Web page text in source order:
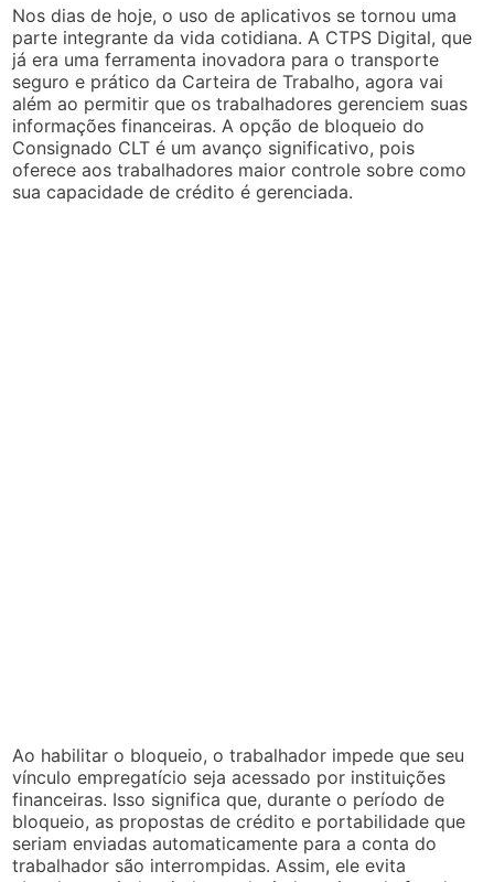
Nos dias de hoje, o uso de aplicativos se tornou uma
parte integrante da vida cotidiana. A CTPS Digital, que
já era uma ferramenta inovadora para o transporte
seguro e prático da Carteira de Trabalho, agora vai
além ao permitir que os trabalhadores gerenciem suas
informações financeiras. A opção de bloqueio do
Consignado CLT é um avanço significativo, pois
oferece aos trabalhadores maior controle sobre como
sua capacidade de crédito é gerenciada.
Ao habilitar o bloqueio, o trabalhador impede que seu
vínculo empregatício seja acessado por instituições
financeiras. Isso significa que, durante o período de
bloqueio, as propostas de crédito e portabilidade que
seriam enviadas automaticamente para a conta do
trabalhador são interrompidas. Assim, ele evita